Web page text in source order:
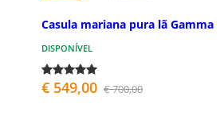
Casula mariana pura lã Gamma
DISPONÍVEL
€ 549,00 € 700,00